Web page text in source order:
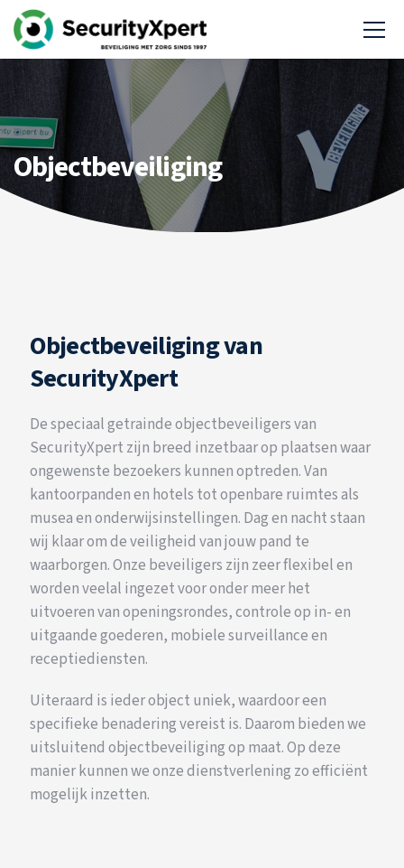
Objectbeveiliging
Objectbeveiliging van
SecurityXpert
De speciaal getrainde objectbeveiligers van
SecurityXpert zijn breed inzetbaar op plaatsen waar
ongewenste bezoekers kunnen optreden. Van
kantoorpanden en hotels tot openbare ruimtes als
musea en onderwijsinstellingen. Dag en nacht staan
wij klaar om de veiligheid van jouw pand te
waarborgen. Onze beveiligers zijn zeer flexibel en
worden veelal ingezet voor onder meer het
uitvoeren van openingsrondes, controle op in- en
uitgaande goederen, mobiele surveillance en
receptiediensten.
Uiteraard is ieder object uniek, waardoor een
specifieke benadering vereist is. Daarom bieden we
uitsluitend objectbeveiliging op maat. Op deze
manier kunnen we onze dienstverlening zo efficiënt
mogelijk inzetten.